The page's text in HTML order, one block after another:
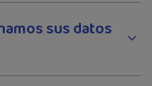
sus datos